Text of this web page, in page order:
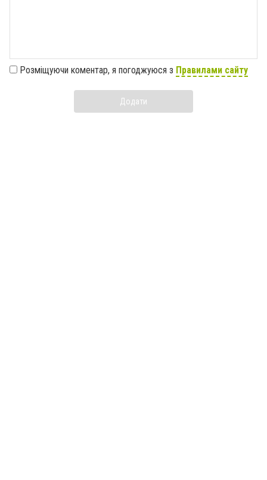
Розміщуючи коментар, я погоджуюся з Правилами сайту
Додати